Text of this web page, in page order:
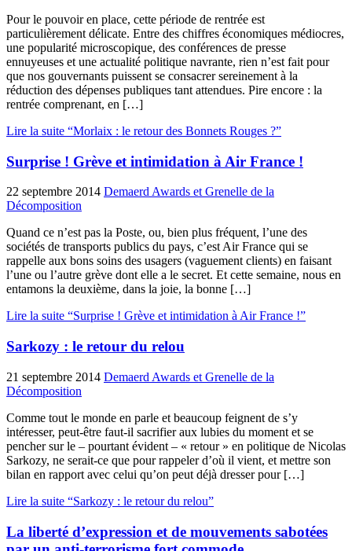
Pour le pouvoir en place, cette période de rentrée est
particulièrement délicate. Entre des chiffres économiques médiocres,
une popularité microscopique, des conférences de presse
ennuyeuses et une actualité politique navrante, rien n’est fait pour
que nos gouvernants puissent se consacrer sereinement à la
réduction des dépenses publiques tant attendues. Pire encore : la
rentrée comprenant, en […]
Lire la suite “Morlaix : le retour des Bonnets Rouges ?”
Surprise ! Grève et intimidation à Air France !
22 septembre 2014 Demaerd Awards et Grenelle de la
Décomposition
Quand ce n’est pas la Poste, ou, bien plus fréquent, l’une des
sociétés de transports publics du pays, c’est Air France qui se
rappelle aux bons soins des usagers (vaguement clients) en faisant
l’une ou l’autre grève dont elle a le secret. Et cette semaine, nous en
entamons la deuxième, dans la joie, la bonne […]
Lire la suite “Surprise ! Grève et intimidation à Air France !”
Sarkozy : le retour du relou
21 septembre 2014 Demaerd Awards et Grenelle de la
Décomposition
Comme tout le monde en parle et beaucoup feignent de s’y
intéresser, peut-être faut-il sacrifier aux lubies du moment et se
pencher sur le – pourtant évident – « retour » en politique de Nicolas
Sarkozy, ne serait-ce que pour rappeler d’où il vient, et mettre son
bilan en rapport avec celui qu’on peut déjà dresser pour […]
Lire la suite “Sarkozy : le retour du relou”
La liberté d’expression et de mouvements sabotées